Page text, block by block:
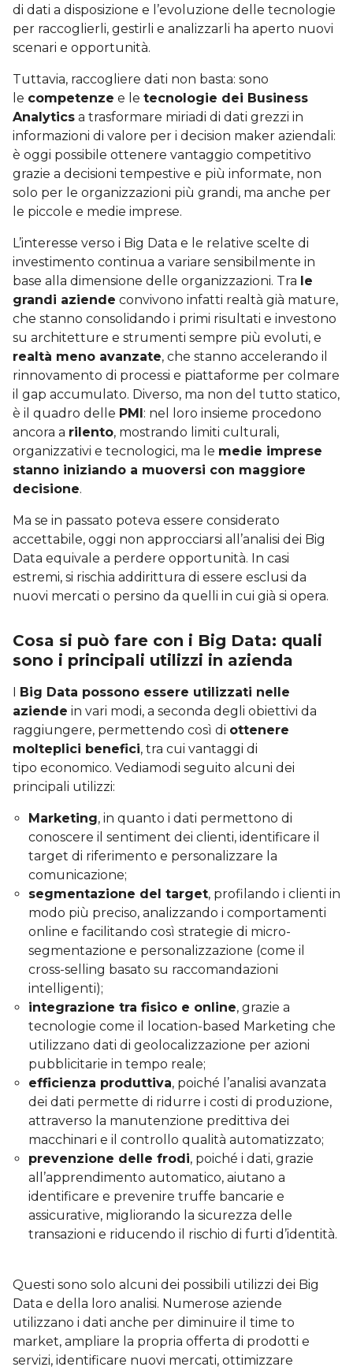
di dati a disposizione e l’evoluzione delle tecnologie
per raccoglierli, gestirli e analizzarli ha aperto nuovi
scenari e opportunità.
Tuttavia, raccogliere dati non basta: sono
le competenze e le tecnologie dei Business
Analytics a trasformare miriadi di dati grezzi in
informazioni di valore per i decision maker aziendali:
è oggi possibile ottenere vantaggio competitivo
grazie a decisioni tempestive e più informate, non
solo per le organizzazioni più grandi, ma anche per
le piccole e medie imprese.
L’interesse verso i Big Data e le relative scelte di
investimento continua a variare sensibilmente in
base alla dimensione delle organizzazioni. Tra le
grandi aziende convivono infatti realtà già mature,
che stanno consolidando i primi risultati e investono
su architetture e strumenti sempre più evoluti, e
realtà meno avanzate, che stanno accelerando il
rinnovamento di processi e piattaforme per colmare
il gap accumulato. Diverso, ma non del tutto statico,
è il quadro delle PMI: nel loro insieme procedono
ancora a rilento, mostrando limiti culturali,
organizzativi e tecnologici, ma le medie imprese
stanno iniziando a muoversi con maggiore
decisione.
Ma se in passato poteva essere considerato
accettabile, oggi non approcciarsi all’analisi dei Big
Data equivale a perdere opportunità. In casi
estremi, si rischia addirittura di essere esclusi da
nuovi mercati o persino da quelli in cui già si opera.
Cosa si può fare con i Big Data: quali
sono i principali utilizzi in azienda
I Big Data possono essere utilizzati nelle
aziende in vari modi, a seconda degli obiettivi da
raggiungere, permettendo così di ottenere
molteplici benefici, tra cui vantaggi di
tipo economico. Vediamodi seguito alcuni dei
principali utilizzi:
Marketing, in quanto i dati permettono di
conoscere il sentiment dei clienti, identificare il
target di riferimento e personalizzare la
comunicazione;
segmentazione del target, profilando i clienti in
modo più preciso, analizzando i comportamenti
online e facilitando così strategie di micro-
segmentazione e personalizzazione (come il
cross-selling basato su raccomandazioni
intelligenti);
integrazione tra fisico e online, grazie a
tecnologie come il location-based Marketing che
utilizzano dati di geolocalizzazione per azioni
pubblicitarie in tempo reale;
efficienza produttiva, poiché l’analisi avanzata
dei dati permette di ridurre i costi di produzione,
attraverso la manutenzione predittiva dei
macchinari e il controllo qualità automatizzato;
prevenzione delle frodi, poiché i dati, grazie
all’apprendimento automatico, aiutano a
identificare e prevenire truffe bancarie e
assicurative, migliorando la sicurezza delle
transazioni e riducendo il rischio di furti d’identità.
Questi sono solo alcuni dei possibili utilizzi dei Big
Data e della loro analisi. Numerose aziende
utilizzano i dati anche per diminuire il time to
market, ampliare la propria offerta di prodotti e
servizi, identificare nuovi mercati, ottimizzare